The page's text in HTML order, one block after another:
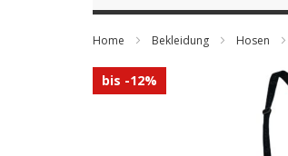
Home Bekleidung Hosen
Zum
Ende
bis -12%